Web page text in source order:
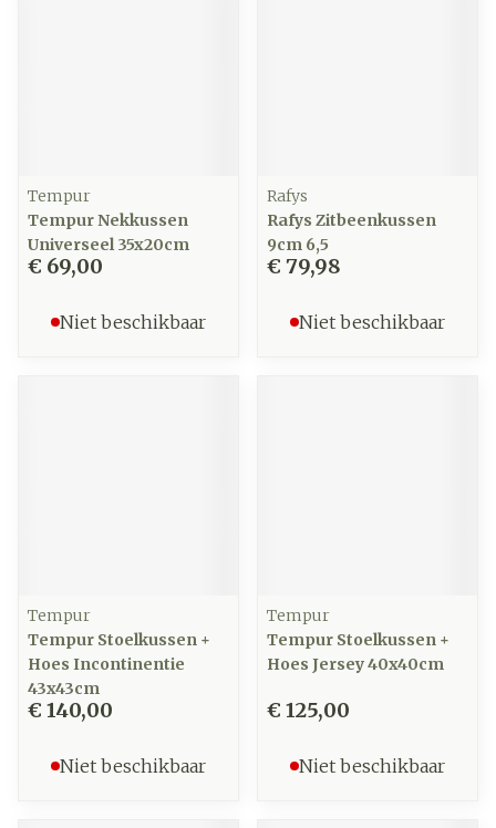
Tempur
Tempur Nekkussen
Universeel 35x20cm
€ 69,00
Niet beschikbaar
Rafys
Rafys Zitbeenkussen
9cm 6,5
€ 79,98
Niet beschikbaar
Tempur
Tempur Stoelkussen +
Hoes Incontinentie
43x43cm
€ 140,00
Niet beschikbaar
Tempur
Tempur Stoelkussen +
Hoes Jersey 40x40cm
€ 125,00
Niet beschikbaar